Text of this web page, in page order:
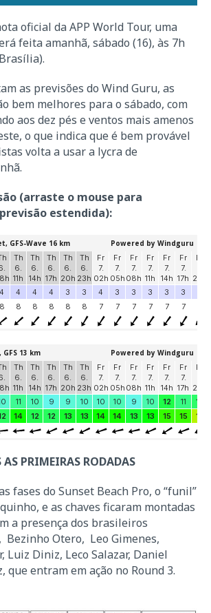
oficial da APP World Tour, uma
feita amanhã, sábado (16), às 7h
as previsões do Wind Guru, as
bem melhores para o sábado, com
aos dez pés e ventos mais amenos
o que indica que é bem provável
volta a usar a lycra de
(arraste o mouse para
estendida):
AS PRIMEIRAS RODADAS
fases do Sunset Beach Pro, o “funil”
e as chaves ficaram montadas
a presença dos brasileiros
, Bezinho Otero, Leo Gimenes,
Luiz Diniz, Leco Salazar, Daniel
que entram em ação no Round 3.